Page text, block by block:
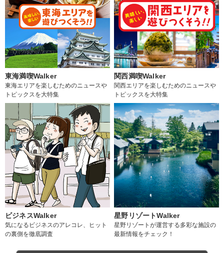
東海満喫Walker
東海エリアを楽しむためのニュースや
トピックスを大特集
関西満喫Walker
関西エリアを楽しむためのニュースや
トピックスを大特集
ビジネスWalker
気になるビジネスのアレコレ、ヒット
の裏側を徹底調査
星野リゾートWalker
星野リゾートが運営する多彩な施設の
最新情報をチェック！